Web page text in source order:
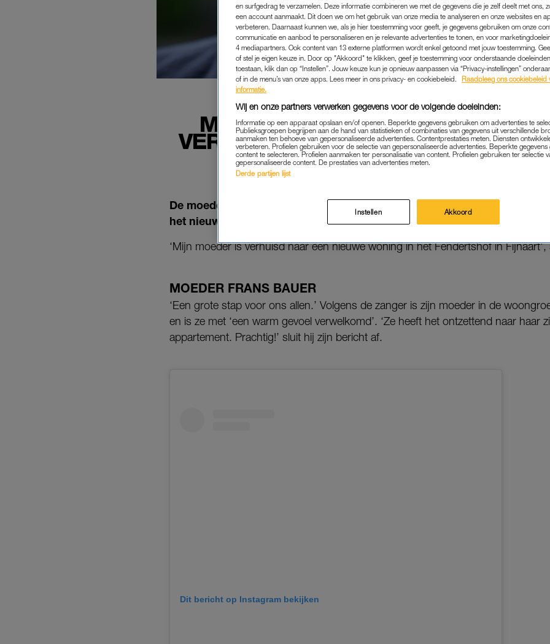
MOEDER FRANS BAUER
VERZORGINGSHUIS: 'EEN GROTE
ONS ALLEN'
De moeder van Frans Bauer (51) is verhuisd naar een verzorgingshuis
het nieuws op Instagram, met een foto van hemzelf en zijn moeder, Wies
‘Mijn moeder is verhuisd naar een nieuwe woning in het Fendertshof in
MOEDER FRANS BAUER
‘Een grote stap voor ons allen.’ Volgens de zanger is zijn moeder in de
en is ze met ‘een warm gevoel verwelkomd’. ‘Ze heeft het ontzettend naar haar
appartement. Prachtig!’ sluit hij zijn bericht af.
Dit bericht op Instagram bekijken
en surfgedrag te verzamelen. Deze informatie combineren we met de gegevens die je zelf deelt met ons,
een account aanmaakt. Dit doen we om het gebruik van onze media te analyseren en onze websites en
verbeteren. Daarnaast kunnen we, als je hier toestemming voor geeft, je gegevens gebruiken om onze
communicatie en aanbod te personaliseren en je relevante advertenties te tonen, en voor
4 mediapartners. Ook content van 13 externe platformen wordt enkel getoond met jouw toestemming.
of stel je eigen keuze in. Door op "Akkoord" te klikken, geef je toestemming voor onderstaande
toestaan, klik dan op “Instellen”. Jouw keuze kun je opnieuw aanpassen via “Privacy-instellingen”
of in de menu’s van onze apps. Lees meer in ons privacy- en cookiebeleid.
Raadpleeg ons cookiebeleid
informatie.
Wij en onze partners verwerken gegevens voor de volgende doeleinden:
Informatie op een apparaat opslaan en/of openen. Beperkte gegevens gebruiken om advertenties te
Publieksgroepen begrijpen aan de hand van statistieken of combinaties van gegevens uit verschillende
aanmaken ten behoeve van gepersonaliseerde advertenties. Contentprestaties meten. Diensten
verbeteren. Profielen gebruiken voor de selectie van gepersonaliseerde advertenties. Beperkte
content te selecteren. Profielen aanmaken ter personalisatie van content. Profielen gebruiken ter selectie
gepersonaliseerde content. De prestaties van advertenties meten.
Derde partijen lijst
Instellen Akkoord